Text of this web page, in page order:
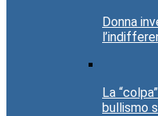
Donna
La
bullismo